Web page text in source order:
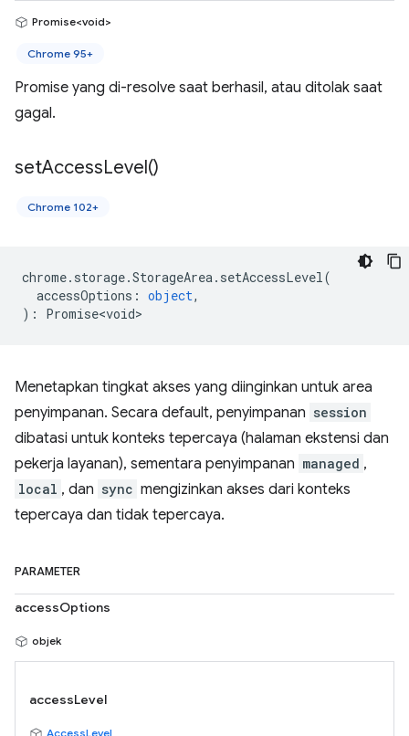
Promise<void>
Chrome 95+
Promise yang di-resolve saat berhasil, atau ditolak saat
gagal.
setAccessLevel()
Chrome 102+
chrome. storage.StorageArea. setAccessLevel(
accessOptions : object,
) : Promise<void>
Menetapkan tingkat akses yang diinginkan untuk area
penyimpanan. Secara default, penyimpanan session
dibatasi untuk konteks tepercaya (halaman ekstensi dan
pekerja layanan), sementara penyimpanan managed ,
local , dan sync mengizinkan akses dari konteks
tepercaya dan tidak tepercaya.
PARAMETER
accessOptions
objek
accessLevel
AccessLevel